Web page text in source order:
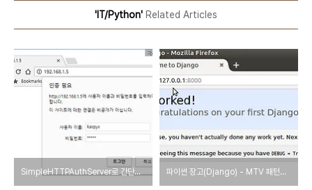
'IT/Python' Related Articles
SimpleHTTPAuthServer로 간단하게 HTTP 서버 구축하기 파이썬 장고(Django) - MTV 패턴을 통한 웹서버 개발하기